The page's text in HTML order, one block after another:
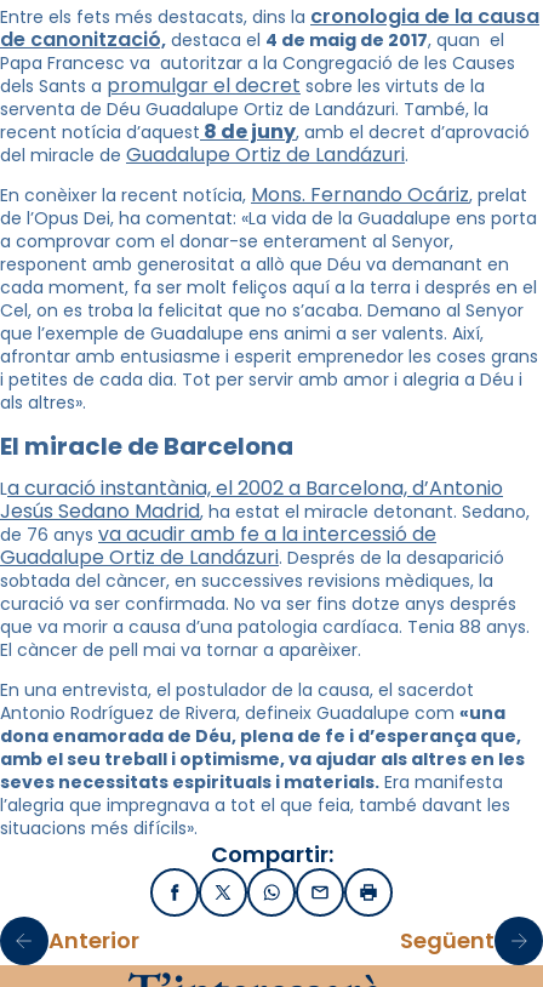
Entre els fets més destacats, dins la cronologia de la causa
de canonització, destaca el 4 de maig de 2017, quan el
Papa Francesc va autoritzar a la Congregació de les Causes
dels Sants a promulgar el decret sobre les virtuts de la
serventa de Déu Guadalupe Ortiz de Landázuri. També, la
recent notícia d’aquest 8 de juny, amb el decret d’aprovació
del miracle de Guadalupe Ortiz de Landázuri.
En conèixer la recent notícia, Mons. Fernando Ocáriz, prelat
de l’Opus Dei, ha comentat: «La vida de la Guadalupe ens porta
a comprovar com el donar-se enterament al Senyor,
responent amb generositat a allò que Déu va demanant en
cada moment, fa ser molt feliços aquí a la terra i després en el
Cel, on es troba la felicitat que no s’acaba. Demano al Senyor
que l’exemple de Guadalupe ens animi a ser valents. Així,
afrontar amb entusiasme i esperit emprenedor les coses grans
i petites de cada dia. Tot per servir amb amor i alegria a Déu i
als altres».
El miracle de Barcelona
La curació instantània, el 2002 a Barcelona, d’Antonio
Jesús Sedano Madrid, ha estat el miracle detonant. Sedano,
de 76 anys va acudir amb fe a la intercessió de
Guadalupe Ortiz de Landázuri. Després de la desaparició
sobtada del càncer, en successives revisions mèdiques, la
curació va ser confirmada. No va ser fins dotze anys després
que va morir a causa d’una patologia cardíaca. Tenia 88 anys.
El càncer de pell mai va tornar a aparèixer.
En una entrevista, el postulador de la causa, el sacerdot
Antonio Rodríguez de Rivera, defineix Guadalupe com «una
dona enamorada de Déu, plena de fe i d’esperança que,
amb el seu treball i optimisme, va ajudar als altres en les
seves necessitats espirituals i materials. Era manifesta
l’alegria que impregnava a tot el que feia, també davant les
situacions més difícils».
Compartir:
FacebookX / TwitterWhatsApp
EmailImprimir
Anterior Següent